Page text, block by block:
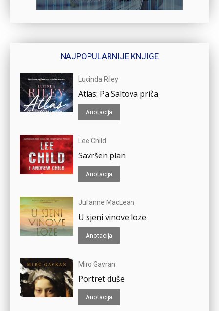
NAJPOPULARNIJE KNJIGE
Lucinda Riley
Atlas: Pa Saltova priča
Anotacija
Lee Child
Savršen plan
Anotacija
Julianne MacLean
U sjeni vinove loze
Anotacija
Miro Gavran
Portret duše
Anotacija